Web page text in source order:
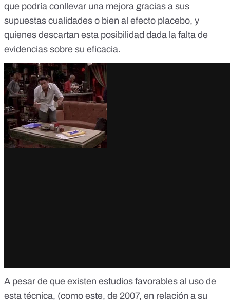
que podría conllevar una mejora gracias a sus
supuestas cualidades o bien al efecto placebo, y
quienes descartan esta posibilidad dada la falta de
evidencias sobre su eficacia.
A pesar de que existen estudios favorables al uso de
esta técnica, (como este, de 2007, en relación a su